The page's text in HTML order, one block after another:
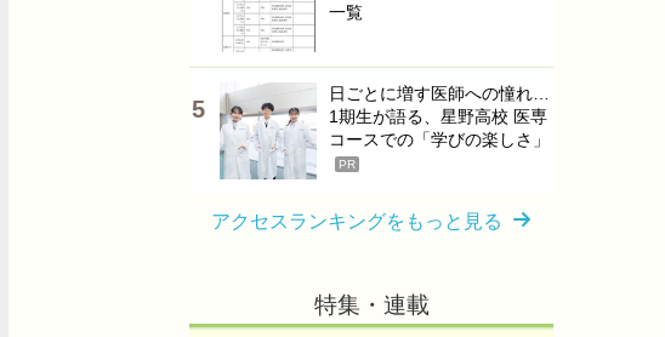
一覧
日ごとに増す医師への憧れ…
1期生が語る、星野高校 医専
コースでの「学びの楽しさ」
PR
アクセスランキングをもっと見る
特集・連載